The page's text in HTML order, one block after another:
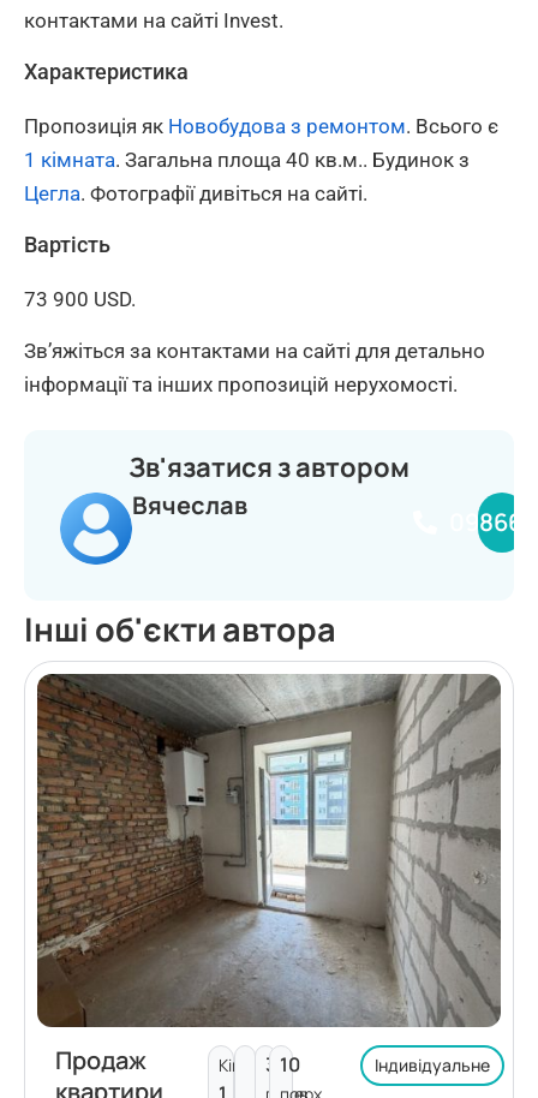
контактами на сайті Invest.
Характеристика
Пропозиція як Новобудова з ремонтом. Всього є
1 кімната. Загальна площа 40 кв.м.. Будинок з
Цегла. Фотографії дивіться на сайті.
Вартість
73 900 USD.
Зв’яжіться за контактами на сайті для детально
інформації та інших пропозицій нерухомості.
Зв'язатися з автором
Вячеслав
Інші об'єкти автора
Продаж
квартири
Кімнат:3 10 Індивідуальне